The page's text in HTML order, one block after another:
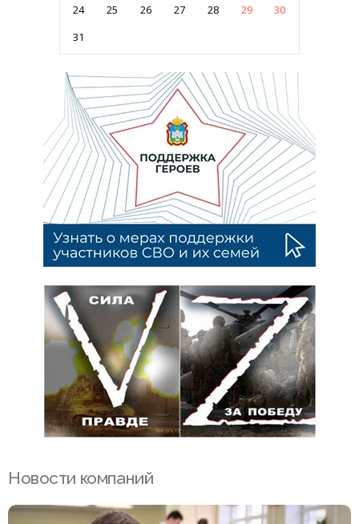
24
25 26 27 28 29
30
31
Новости компаний